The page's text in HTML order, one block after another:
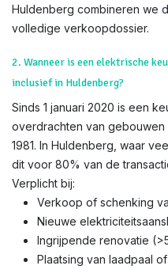
Huldenberg combineren we
volledige verkoopdossier.
2. Wanneer is een elektrische
inclusief in Huldenberg?
Sinds 1 januari 2020 is een
overdrachten van gebouwen
1981. In Huldenberg, waar
dit voor 80% van de
Verplicht bij:
Verkoop of schenking
Nieuwe
Ingrijpende renovatie
Plaatsing van laadpaal